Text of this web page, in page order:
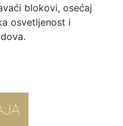
blokovi, osećaj
osvetljenost i